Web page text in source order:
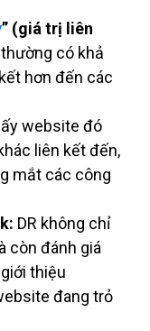
” (giá trị liên
có khả
hơn đến các
website đó
liên kết đến,
mắt các công
DR không chỉ
còn đánh giá
thiệu
đang trỏ